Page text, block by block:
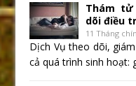
Thám tử
dõi điều
11 Tháng
Dịch Vụ theo dõi,
cả quá trình sinh hoạt: